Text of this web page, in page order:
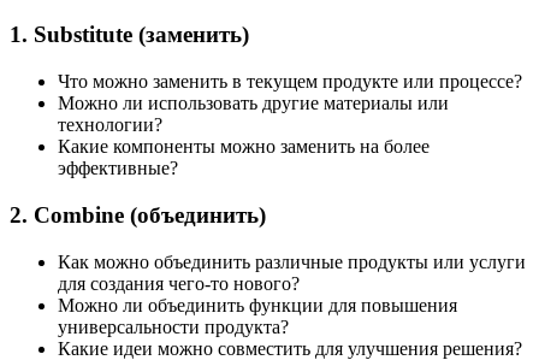
1. Substitute (заменить)
Что можно заменить в текущем продукте или процессе?
Можно ли использовать другие материалы или
технологии?
Какие компоненты можно заменить на более
эффективные?
2. Combine (объединить)
Как можно объединить различные продукты или услуги
для создания чего-то нового?
Можно ли объединить функции для повышения
универсальности продукта?
Какие идеи можно совместить для улучшения решения?